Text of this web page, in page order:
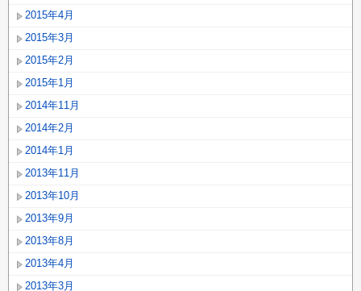
2015年4月
2015年3月
2015年2月
2015年1月
2014年11月
2014年2月
2014年1月
2013年11月
2013年10月
2013年9月
2013年8月
2013年4月
2013年3月